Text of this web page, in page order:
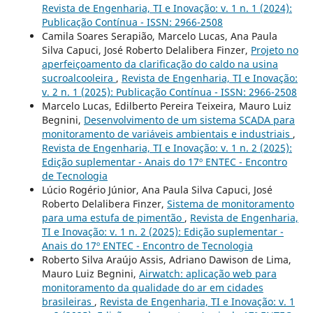
Revista de Engenharia, TI e Inovação: v. 1 n. 1 (2024):
Publicação Contínua - ISSN: 2966-2508
Camila Soares Serapião, Marcelo Lucas, Ana Paula
Silva Capuci, José Roberto Delalibera Finzer, Projeto no
aperfeiçoamento da clarificação do caldo na usina
sucroalcooleira , Revista de Engenharia, TI e Inovação:
v. 2 n. 1 (2025): Publicação Contínua - ISSN: 2966-2508
Marcelo Lucas, Edilberto Pereira Teixeira, Mauro Luiz
Begnini, Desenvolvimento de um sistema SCADA para
monitoramento de variáveis ambientais e industriais ,
Revista de Engenharia, TI e Inovação: v. 1 n. 2 (2025):
Edição suplementar - Anais do 17º ENTEC - Encontro
de Tecnologia
Lúcio Rogério Júnior, Ana Paula Silva Capuci, José
Roberto Delalibera Finzer, Sistema de monitoramento
para uma estufa de pimentão , Revista de Engenharia,
TI e Inovação: v. 1 n. 2 (2025): Edição suplementar -
Anais do 17º ENTEC - Encontro de Tecnologia
Roberto Silva Araújo Assis, Adriano Dawison de Lima,
Mauro Luiz Begnini, Airwatch: aplicação web para
monitoramento da qualidade do ar em cidades
brasileiras , Revista de Engenharia, TI e Inovação: v. 1